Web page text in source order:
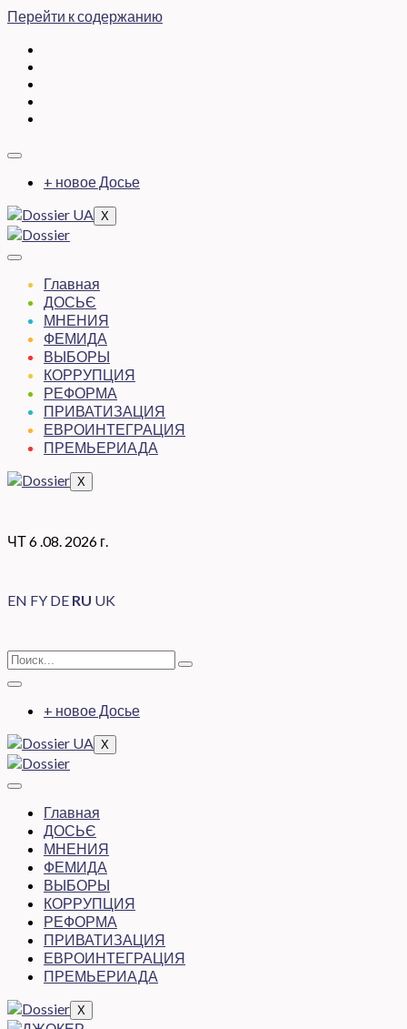
Перейти к содержанию
+ новое Досье
X
Главная
ДОСЬЄ
МНЕНИЯ
ФЕМИДА
ВЫБОРЫ
КОРРУПЦИЯ
РЕФОРМА
ПРИВАТИЗАЦИЯ
ЕВРОИНТЕГРАЦИЯ
ПРЕМЬЕРИАДА
X
ЧТ 6 .08. 2026 г.
EN FY DE RU UK
+ новое Досье
X
Главная
ДОСЬЄ
МНЕНИЯ
ФЕМИДА
ВЫБОРЫ
КОРРУПЦИЯ
РЕФОРМА
ПРИВАТИЗАЦИЯ
ЕВРОИНТЕГРАЦИЯ
ПРЕМЬЕРИАДА
X